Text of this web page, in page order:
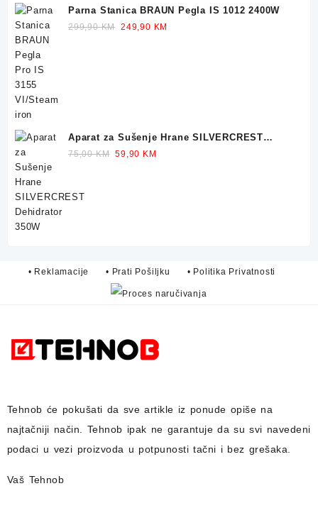
Parna Stanica BRAUN Pegla IS 1012 2400W
299,90KM Original
249,90 KM
Aparat za Sušenje Hrane SILVERCREST
Dehidrator 350W
75,00KM Original
59,90 KM
• Reklamacije • Prati Pošiljku • Politika Privatnosti
Tehnob će pokušati da sve artikle iz ponude opiše na
najtačniji način. Tehnob ipak ne garantuje da su svi navedeni
podaci u vezi proizvoda u potpunosti tačni i bez grešaka.
Vaš Tehnob